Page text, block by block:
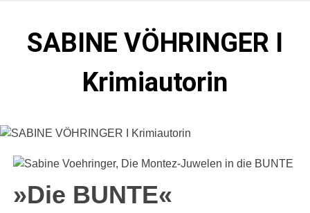
springenSABINE VÖHRINGER I
Krimiautorin
Vordergrund steht. Spielen zentral in der Münchner Altstadt.
»Die BUNTE«